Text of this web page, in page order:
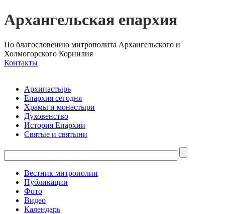
Архангельская епархия
По благословению митрополита Архангельского и
Холмогорского Корнилия
Контакты
Архипастырь
Епархия сегодня
Храмы и монастыри
Духовенство
История Епархии
Святые и святыни
Вестник митрополии
Публикации
Фото
Видео
Календарь